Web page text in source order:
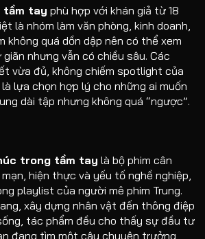
tầm tay phù hợp với khán giả từ 18
là nhóm làm văn phòng, kinh doanh,
không quá dồn dập nên có thể xem
nhưng vẫn có chiều sâu. Các
vừa đủ, không chiếm spotlight của
lựa chọn hợp lý cho những ai muốn
dài tập nhưng không quá “ngược”.
trong tầm tay là bộ phim cân
hiện thực và yếu tố nghề nghiệp,
playlist của người mê phim Trung.
xây dựng nhân vật đến thông điệp
tác phẩm đều cho thấy sự đầu tư
đang tìm một câu chuyện trưởng